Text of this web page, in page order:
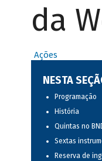
da
Ações
NESTA
Programação
História
Quintas no
Sextas
Reserva de